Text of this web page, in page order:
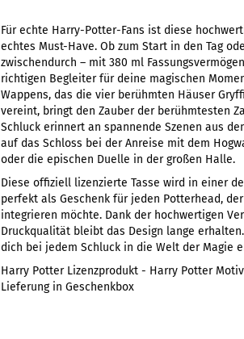
Für echte Harry-Potter-Fans ist diese
echtes Must-Have. Ob zum Start in den Tag
zwischendurch – mit 380 ml
richtigen Begleiter für deine magischen
Wappens, das die vier berühmten Häuser
vereint, bringt den Zauber der berühmtesten
Schluck erinnert an spannende Szenen aus
auf das Schloss bei der Anreise mit dem
oder die epischen Duelle in der großen Halle.
Diese offiziell lizenzierte Tasse wird in einer
perfekt als Geschenk für jeden Potterhead,
integrieren möchte. Dank der hochwertigen
Druckqualität bleibt das Design lange
dich bei jedem Schluck in die Welt der Magie
Harry Potter Lizenzprodukt - Harry Potter
Lieferung in Geschenkbox